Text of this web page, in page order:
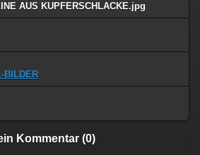
AUS KUPFERSCHLACKE.jpg
BILDER
Kommentar (0)